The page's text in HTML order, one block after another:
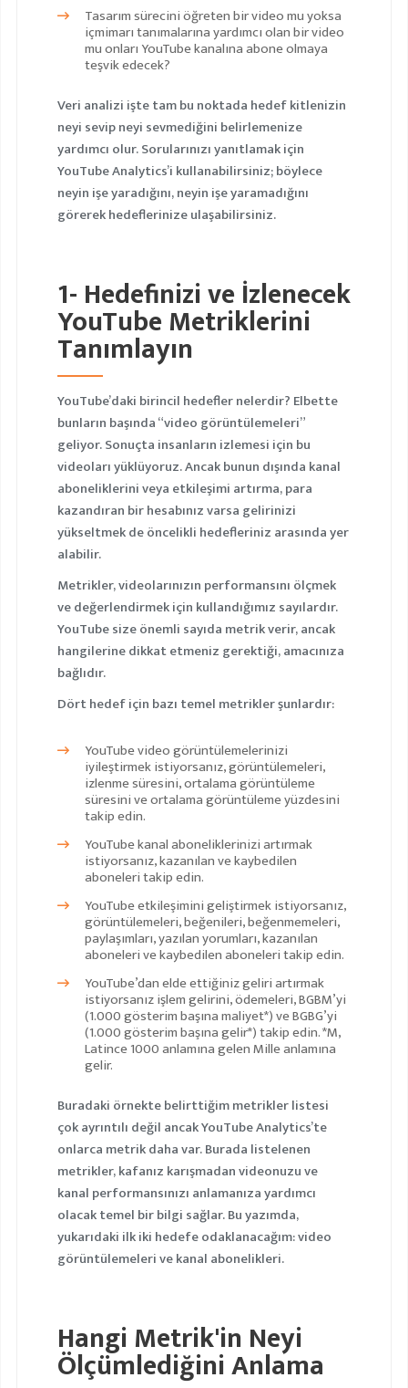
Tasarım sürecini öğreten bir video mu yoksa
içmimarı tanımalarına yardımcı olan bir video
mu onları YouTube kanalına abone olmaya
teşvik edecek?
Veri analizi işte tam bu noktada hedef kitlenizin
neyi sevip neyi sevmediğini belirlemenize
yardımcı olur. Sorularınızı yanıtlamak için
YouTube Analytics’i kullanabilirsiniz; böylece
neyin işe yaradığını, neyin işe yaramadığını
görerek hedeflerinize ulaşabilirsiniz.
1- Hedefinizi ve İzlenecek
YouTube Metriklerini
Tanımlayın
YouTube’daki birincil hedefler nelerdir? Elbette
bunların başında “video görüntülemeleri”
geliyor. Sonuçta insanların izlemesi için bu
videoları yüklüyoruz. Ancak bunun dışında kanal
aboneliklerini veya etkileşimi artırma, para
kazandıran bir hesabınız varsa gelirinizi
yükseltmek de öncelikli hedefleriniz arasında yer
alabilir.
Metrikler, videolarınızın performansını ölçmek
ve değerlendirmek için kullandığımız sayılardır.
YouTube size önemli sayıda metrik verir, ancak
hangilerine dikkat etmeniz gerektiği, amacınıza
bağlıdır.
Dört hedef için bazı temel metrikler şunlardır:
YouTube video görüntülemelerinizi
iyileştirmek istiyorsanız, görüntülemeleri,
izlenme süresini, ortalama görüntüleme
süresini ve ortalama görüntüleme yüzdesini
takip edin.
YouTube kanal aboneliklerinizi artırmak
istiyorsanız, kazanılan ve kaybedilen
aboneleri takip edin.
YouTube etkileşimini geliştirmek istiyorsanız,
görüntülemeleri, beğenileri, beğenmemeleri,
paylaşımları, yazılan yorumları, kazanılan
aboneleri ve kaybedilen aboneleri takip edin.
YouTube’dan elde ettiğiniz geliri artırmak
istiyorsanız işlem gelirini, ödemeleri, BGBM’yi
(1.000 gösterim başına maliyet*) ve BGBG’yi
(1.000 gösterim başına gelir*) takip edin. *M,
Latince 1000 anlamına gelenMilleanlamına
gelir.
Buradaki örnekte belirttiğim metrikler listesi
çok ayrıntılı değil ancak YouTube Analytics’te
onlarca metrik daha var. Burada listelenen
metrikler, kafanız karışmadan videonuzu ve
kanal performansınızı anlamanıza yardımcı
olacak temel bir bilgi sağlar. Bu yazımda,
yukarıdaki ilk iki hedefe odaklanacağım: video
görüntülemeleri ve kanal abonelikleri.
Hangi Metrik'in Neyi
Ölçümlediğini Anlama